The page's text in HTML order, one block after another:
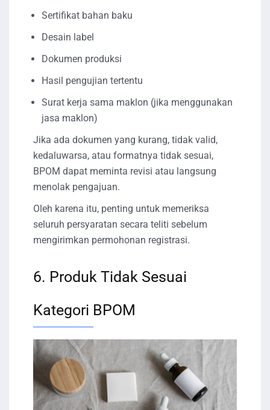
Sertifikat bahan baku
Desain label
Dokumen produksi
Hasil pengujian tertentu
Surat kerja sama maklon (jika menggunakan
jasa maklon)
Jika ada dokumen yang kurang, tidak valid,
kedaluwarsa, atau formatnya tidak sesuai,
BPOM dapat meminta revisi atau langsung
menolak pengajuan.
Oleh karena itu, penting untuk memeriksa
seluruh persyaratan secara teliti sebelum
mengirimkan permohonan registrasi.
6. Produk Tidak Sesuai
Kategori BPOM